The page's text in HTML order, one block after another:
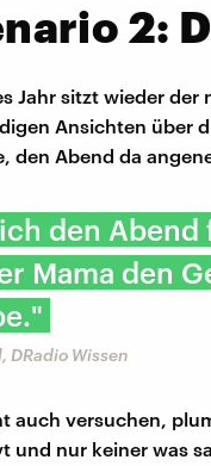
2:
Jahr sitzt wieder
Ansichten über
den Abend da
den
Mama den
DRadio Wissen
auch versuchen,
und nur keiner was